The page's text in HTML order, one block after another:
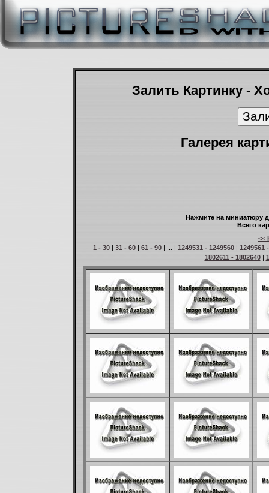
Залить Картинку -
Галерея
Нажмите на миниатюру
Всего
<<
1 - 30| 31 - 60| 61 - 90| ... | 1249531 - 1249560| 1249561
1802611 - 1802640|